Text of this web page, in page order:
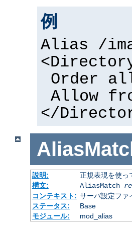
例
Alias /
Order
Allow
</
説明:
正規表現を使っ
構文:
AliasMatch
コンテキスト: サーバ設定ファ
ステータス:
Base
モジュール:
mod_alias